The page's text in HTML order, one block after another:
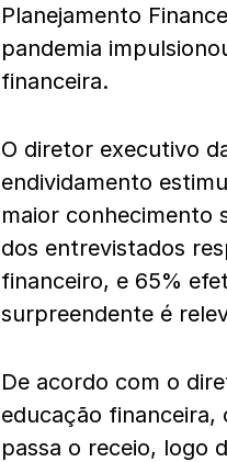
Planejamento
pandemia
financeira.
O diretor executivo
endividamento
maior conhecimento
dos entrevistados
financeiro, e 65%
surpreendente é
De acordo com o
educação
passa o receio, logo